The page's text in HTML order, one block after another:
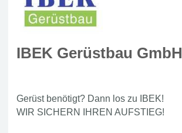
IBEK Gerüstbau GmbH
Gerüst benötigt? Dann los zu IBEK!
WIR SICHERN IHREN AUFSTIEG!